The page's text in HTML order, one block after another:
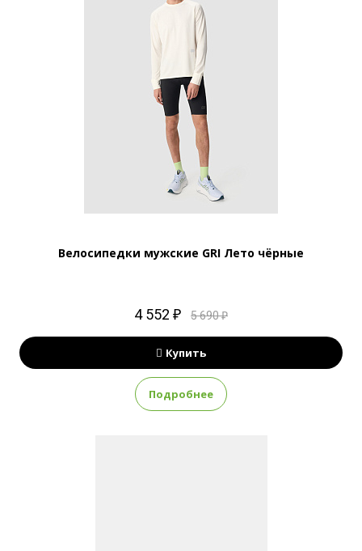
Велосипедки мужские GRI Лето чёрные
4 552 ₽ 5 690 ₽
Купить
Подробнее